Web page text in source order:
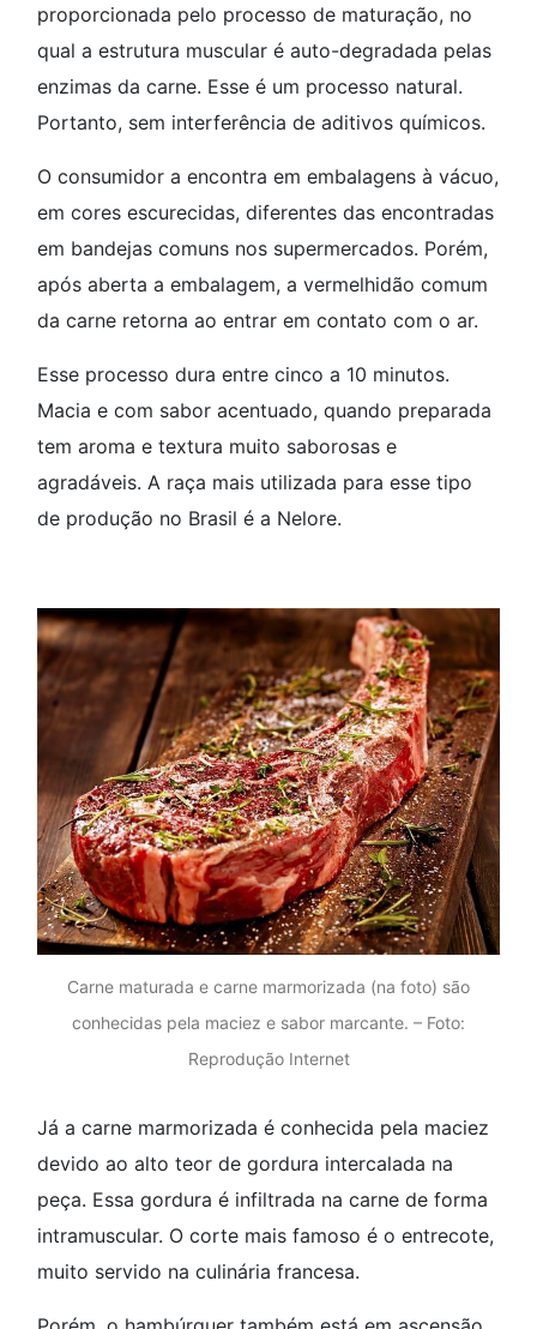
proporcionada pelo processo de maturação, no
qual a estrutura muscular é auto-degradada pelas
enzimas da carne. Esse é um processo natural.
Portanto, sem interferência de aditivos químicos.
O consumidor a encontra em embalagens à vácuo,
em cores escurecidas, diferentes das encontradas
em bandejas comuns nos supermercados. Porém,
após aberta a embalagem, a vermelhidão comum
da carne retorna ao entrar em contato com o ar.
Esse processo dura entre cinco a 10 minutos.
Macia e com sabor acentuado, quando preparada
tem aroma e textura muito saborosas e
agradáveis. A raça mais utilizada para esse tipo
de produção no Brasil é a Nelore.
Carne maturada e carne marmorizada (na foto) são
conhecidas pela maciez e sabor marcante. – Foto:
Reprodução Internet
Já a carne marmorizada é conhecida pela maciez
devido ao alto teor de gordura intercalada na
peça. Essa gordura é infiltrada na carne de forma
intramuscular. O corte mais famoso é o entrecote,
muito servido na culinária francesa.